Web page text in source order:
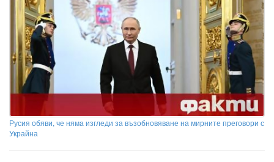
Русия обяви, че няма изгледи за възобновяване на мирните преговори с
Украйна